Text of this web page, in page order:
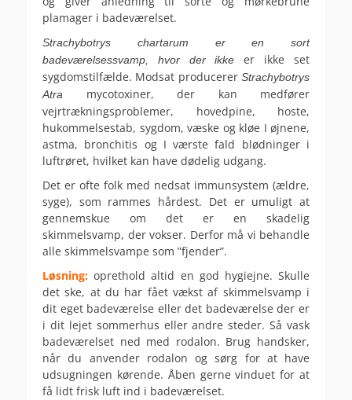
plamager i badeværelset.
Strachybotrys chartarum er en sort
badeværelsessvamp, hvor der ikkeer ikke set
sygdomstilfælde. Modsat producerer Strachybotrys
Atra
mycotoxiner, der kan medfører
vejrtrækningsproblemer, hovedpine, hoste,
hukommelsestab, sygdom, væske og kløe I øjnene,
astma, bronchitis og I værste fald blødninger i
luftrøret, hvilket kan have dødelig udgang.
Det er ofte folk med nedsat immunsystem (ældre,
syge), som rammes hårdest. Det er umuligt at
gennemskue om det er en skadelig
skimmelsvamp, der vokser. Derfor må vi behandle
alle skimmelsvampe som ”fjender”.
Løsning: oprethold altid en god hygiejne. Skulle
det ske, at du har fået vækst af skimmelsvamp i
dit eget badeværelse eller det badeværelse der er
i dit lejet sommerhus eller andre steder. Så vask
badeværelset ned med rodalon. Brug handsker,
når du anvender rodalon og sørg for at have
udsugningen kørende. Åben gerne vinduet for at
få lidt frisk luft ind i badeværelset.